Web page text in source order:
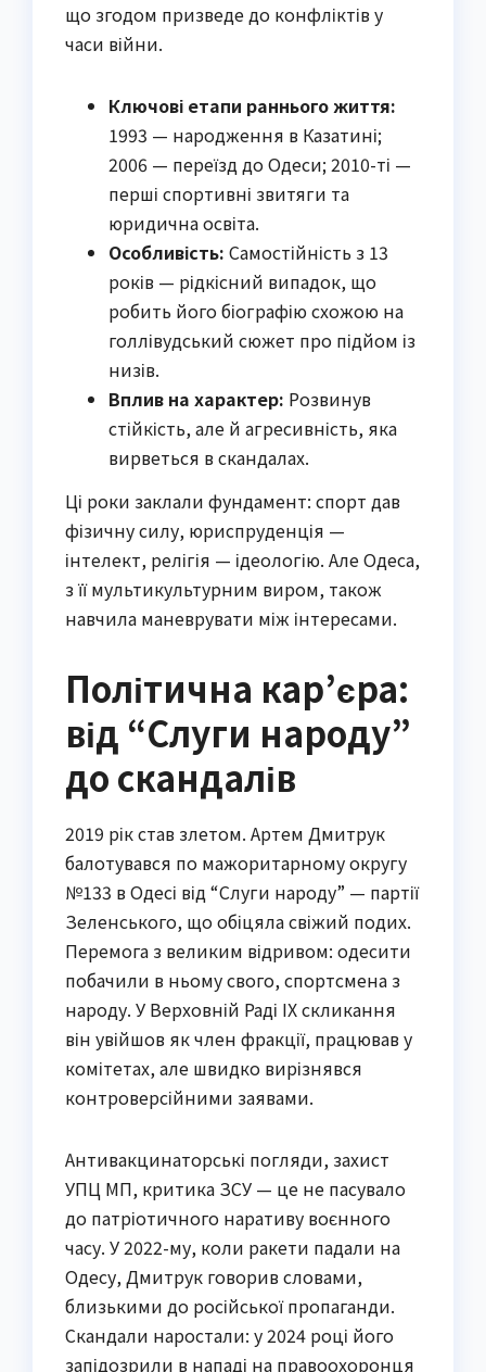
що згодом призведе до конфліктів у
часи війни.
Ключові етапи раннього життя:
1993 — народження в Казатині;
2006 — переїзд до Одеси; 2010-ті —
перші спортивні звитяги та
юридична освіта.
Особливість: Самостійність з 13
років — рідкісний випадок, що
робить його біографію схожою на
голлівудський сюжет про підйом із
низів.
Вплив на характер: Розвинув
стійкість, але й агресивність, яка
вирветься в скандалах.
Ці роки заклали фундамент: спорт дав
фізичну силу, юриспруденція —
інтелект, релігія — ідеологію. Але Одеса,
з її мультикультурним виром, також
навчила маневрувати між інтересами.
Політична кар’єра:
від “Слуги народу”
до скандалів
2019 рік став злетом. Артем Дмитрук
балотувався по мажоритарному округу
№133 в Одесі від “Слуги народу” — партії
Зеленського, що обіцяла свіжий подих.
Перемога з великим відривом: одесити
побачили в ньому свого, спортсмена з
народу. У Верховній Раді IX скликання
він увійшов як член фракції, працював у
комітетах, але швидко вирізнявся
контроверсійними заявами.
Антивакцинаторські погляди, захист
УПЦ МП, критика ЗСУ — це не пасувало
до патріотичного наративу воєнного
часу. У 2022-му, коли ракети падали на
Одесу, Дмитрук говорив словами,
близькими до російської пропаганди.
Скандали наростали: у 2024 році його
запідозрили в нападі на правоохоронця